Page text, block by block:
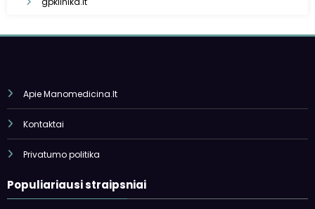
Apie Manomedicina.lt
Kontaktai
Privatumo politika
Populiariausi straipsniai